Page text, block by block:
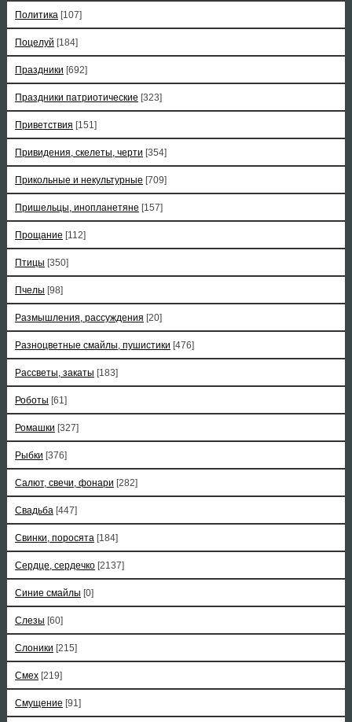
Политика [107]
Поцелуй [184]
Праздники [692]
Праздники патриотические [323]
Приветствия [151]
Привидения, скелеты, черти [354]
Прикольные и некультурные [709]
Пришельцы, инопланетяне [157]
Прощание [112]
Птицы [350]
Пчелы [98]
Размышления, рассуждения [20]
Разноцветные смайлы, пушистики [476]
Рассветы, закаты [183]
Роботы [61]
Ромашки [327]
Рыбки [376]
Салют, свечи, фонари [282]
Свадьба [447]
Свинки, поросята [184]
Сердце, сердечко [2137]
Синие смайлы [0]
Слезы [60]
Слоники [215]
Смех [219]
Смущение [91]